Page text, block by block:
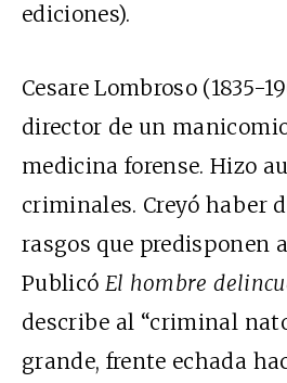
ediciones).
Cesare Lombroso (1835-
director de un
medicina forense. Hizo
criminales. Creyó haber
rasgos que predisponen
Publicó El hombre
describe al “criminal
grande, frente echada